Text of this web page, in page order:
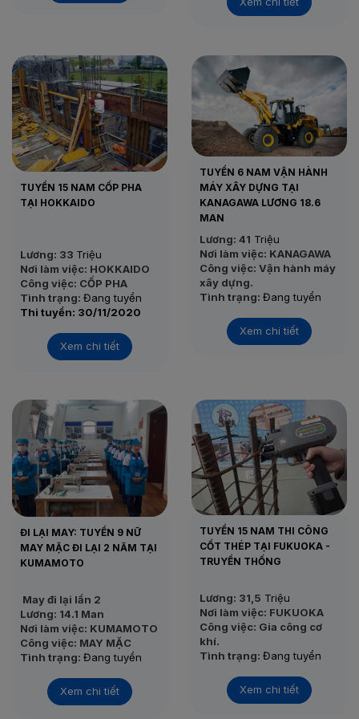
• Tình trạng: Đang tuyển
• Thi tuyển: Sau khi đủ
form
TUYỂN 15 NAM CỐP PHA
TẠI HOKKAIDO
Lương: 33 Triệu
Nơi làm việc: HOKKAIDO
Công việc: CỐP PHA
Tình trạng: Đang tuyển
Thi tuyển: 30/11/2020
Xem chi tiết
TUYỂN 6 NAM VẬN HÀNH
MÁY XÂY DỰNG TẠI
KANAGAWA LƯƠNG 18.6
MAN
Lương: 41 Triệu
Nơi làm việc: KANAGAWA
Công việc: Vận hành máy
xây dựng.
Tình trạng: Đang tuyển
Xem chi tiết
ĐI LẠI MAY: TUYỂN 9 NỮ
MAY MẶC ĐI LẠI 2 NĂM TẠI
KUMAMOTO
May đi lại lần 2
Lương: 14.1 Man
Nơi làm việc: KUMAMOTO
Công việc: MAY MẶC
Tình trạng: Đang tuyển
Xem chi tiết
TUYỂN 15 NAM THI CÔNG
CỐT THÉP TẠI FUKUOKA -
TRUYỀN THỐNG
Lương: 31,5 Triệu
Nơi làm việc: FUKUOKA
Công việc: Gia công cơ
khí.
Tình trạng: Đang tuyển
Xem chi tiết